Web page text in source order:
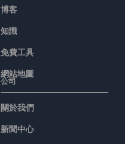
博客
知識
免費工具
網站地圖
公司
關於我們
新聞中心